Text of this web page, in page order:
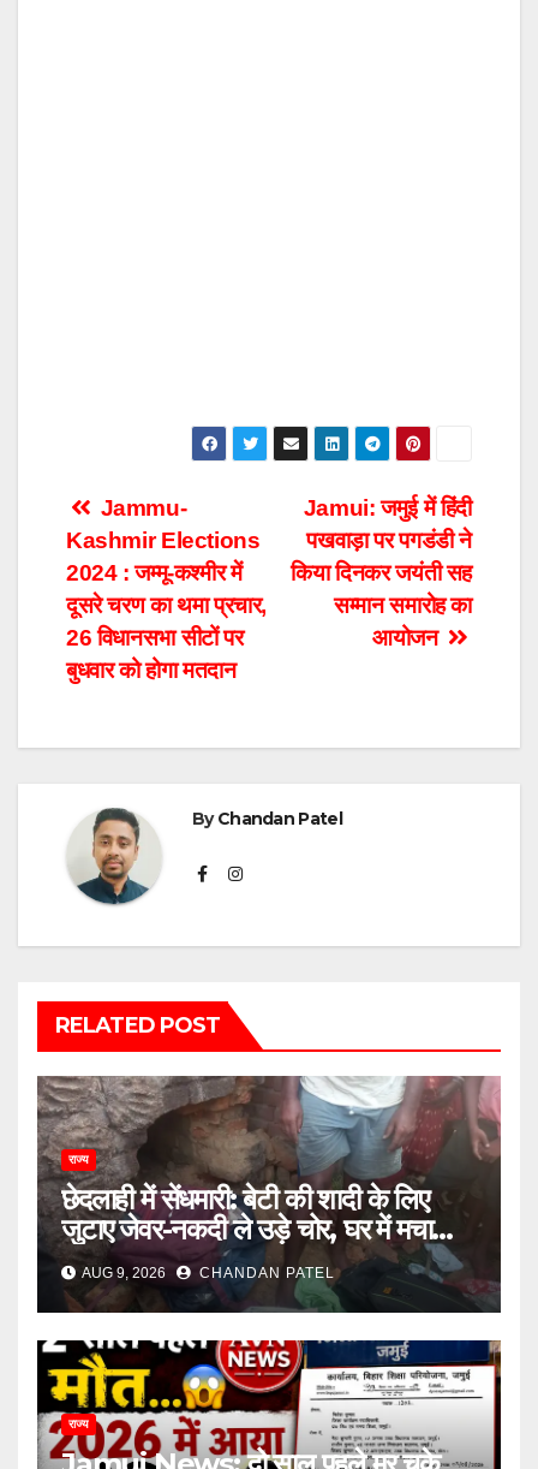
Post
navigation
Jamui: जमुई में हिंदी
पखवाड़ा पर पगडंडी ने
किया दिनकर जयंती सह
सम्मान समारोह का
आयोजन
Jammu-
Kashmir Elections
2024 : जम्मू-कश्मीर में
दूसरे चरण का थमा प्रचार,
26 विधानसभा सीटों पर
बुधवार को होगा मतदान
ByChandan Patel
RELATED POST
राज्य
छेदलाही में सेंधमारी: बेटी की शादी के लिए
जुटाए जेवर-नकदी ले उड़े चोर, घर में मचा
कोहराम
AUG 9, 2026 CHANDAN PATEL
राज्य